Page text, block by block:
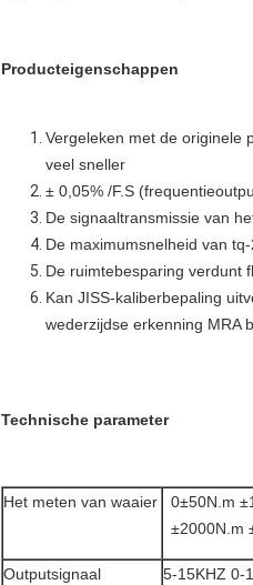
Producteigenschappen
Vergeleken met de originele
veel sneller
± 0,05% /F.S
De signaaltransmissie van
De maximumsnelheid van
De ruimtebesparing verdunt
Kan JISS-kaliberbepaling
wederzijdse erkenning MRA
Technische parameter
Het meten van waaier
0±50N.m
±2000N.m
Outputsignaal 5-15KHZ 0-